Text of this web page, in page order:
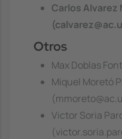
Carlos Alvarez
Otros
Max Doblas
Miquel Moretó
Victor Soria